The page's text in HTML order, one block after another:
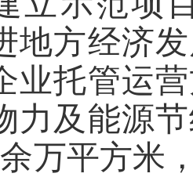
地方经济
业托管运
力及能源
万平方米